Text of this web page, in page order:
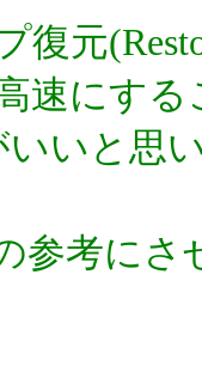
復元
速にす
いと思
参考に